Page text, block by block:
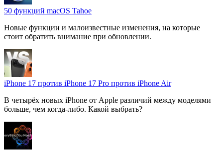
50 функций macOS Tahoe
Новые функции и малоизвестные изменения, на которые
стоит обратить внимание при обновлении.
iPhone 17 против iPhone 17 Pro против iPhone Air
В четырёх новых iPhone от Apple различий между моделями
больше, чем когда-либо. Какой выбрать?